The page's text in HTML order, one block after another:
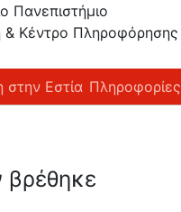
Πανεπιστήμιο
& Κέντρο Πληροφόρησης
στην Εστία Πληροφορίες
βρέθηκε